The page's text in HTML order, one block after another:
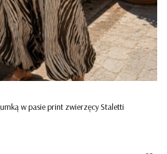
w pasie print zwierzęcy Staletti